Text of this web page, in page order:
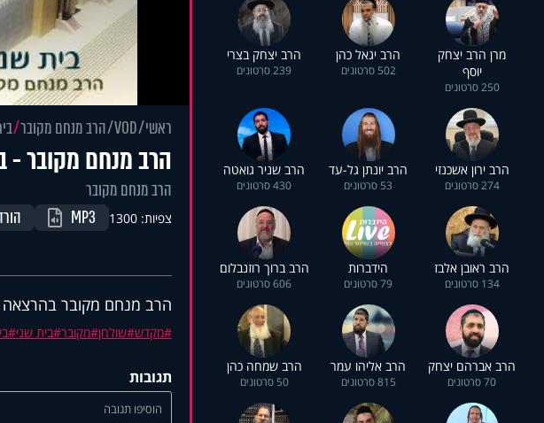
מרן הרב יצחק
יוסף
250 סרטונים
הרב יגאל כהן
502 סרטונים
הרב יצחק בצרי
239 סרטונים
הרב ירון אשכנזי
274 סרטונים
הרב יונתן גל-עד
53 סרטונים
הרב שניר גואטה
430 סרטונים
הרב ראובן אלבז
134 סרטונים
הידברות
79 סרטונים
הרב ברוך רוזנבלום
606 סרטונים
הרב אברהם יצחק
70 סרטונים
הרב אליהו עמר
815 סרטונים
הרב שמחה כהן
50 סרטונים
ראשי VOD הרב מנחם מקובר
הרב מנחם מקובר -
הרב מנחם מקובר
צפיות: 1300 MP3
הרב מנחם מקובר בהרצאה
מקדש שולחן מקובר בית שני
תגובות
הוסיפו תגובה